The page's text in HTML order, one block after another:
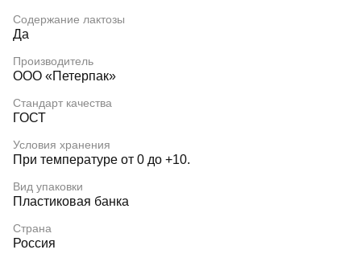
Содержание лактозы
Да
Производитель
ООО «Петерпак»
Стандарт качества
ГОСТ
Условия хранения
При температуре от 0 до +10.
Вид упаковки
Пластиковая банка
Страна
Россия